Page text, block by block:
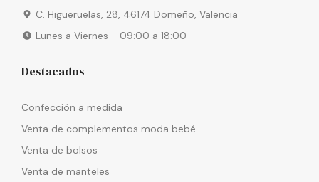
C. Higueruelas, 28, 46174 Domeño, Valencia
Lunes a Viernes - 09:00 a 18:00
Destacados
Confección a medida
Venta de complementos moda bebé
Venta de bolsos
Venta de manteles